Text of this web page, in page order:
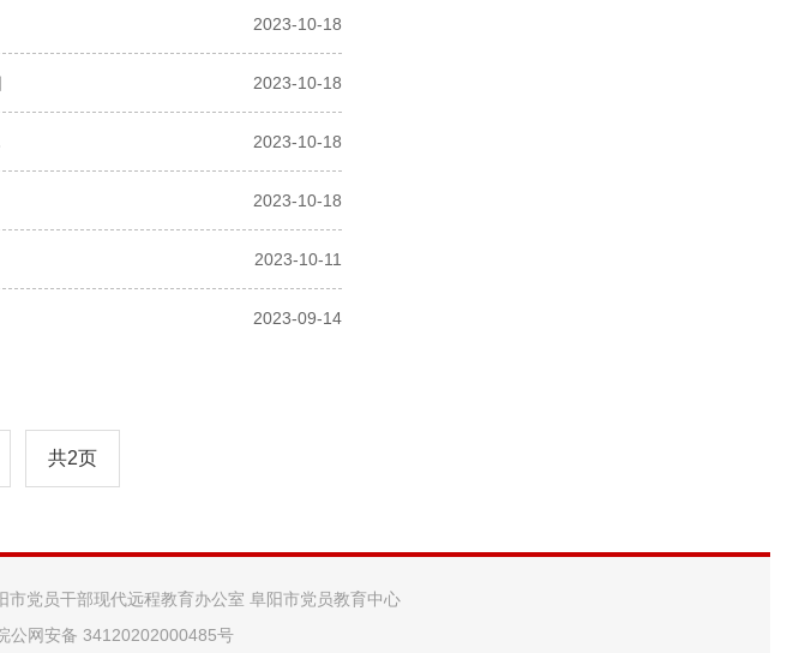
2023-10-18
2023-10-18
2023-10-18
2023-10-18
2023-10-11
2023-09-14
共2页
党员干部现代远程教育办公室 阜阳市党员教育中心
公网安备 34120202000485号